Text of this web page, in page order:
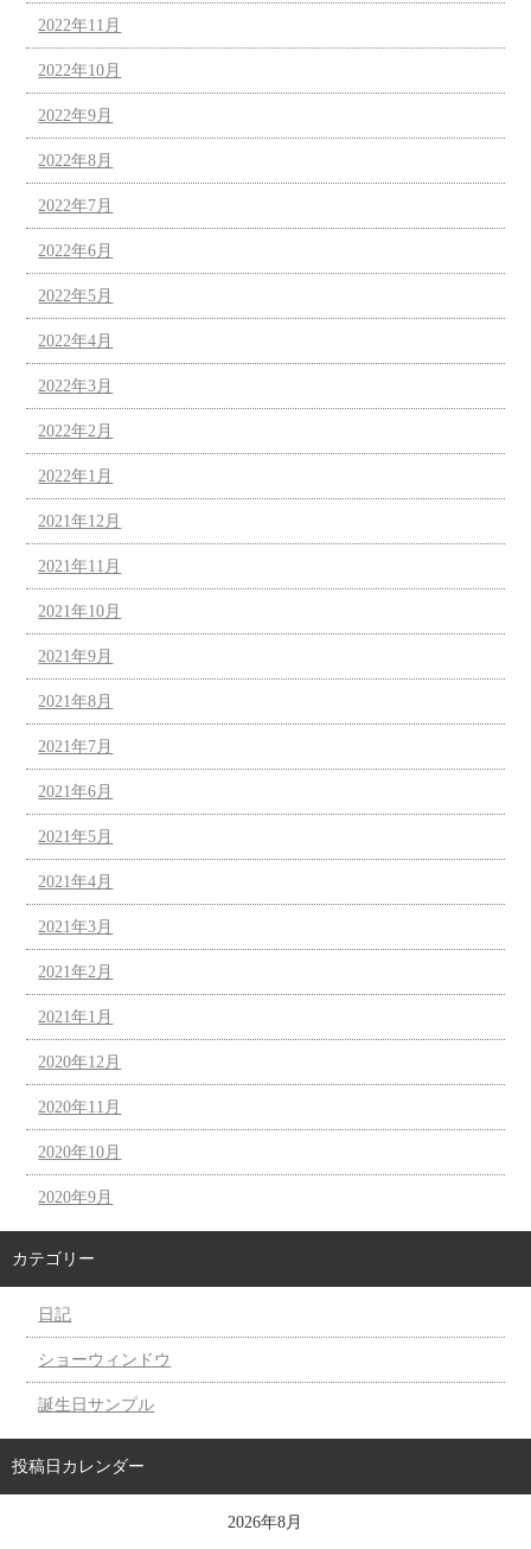
2022年11月
2022年10月
2022年9月
2022年8月
2022年7月
2022年6月
2022年5月
2022年4月
2022年3月
2022年2月
2022年1月
2021年12月
2021年11月
2021年10月
2021年9月
2021年8月
2021年7月
2021年6月
2021年5月
2021年4月
2021年3月
2021年2月
2021年1月
2020年12月
2020年11月
2020年10月
2020年9月
カテゴリー
日記
ショーウィンドウ
誕生日サンプル
投稿日カレンダー
2026年8月